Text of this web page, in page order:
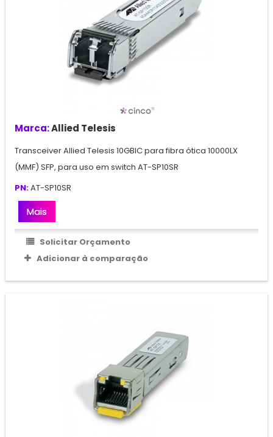
Marca:Allied Telesis
Transceiver Allied Telesis 10GBIC para fibra ótica 10000LX
(MMF) SFP, para uso em switch AT-SP10SR
PN:AT-SP10SR
Mais
Solicitar Orçamento
Adicionar à comparação